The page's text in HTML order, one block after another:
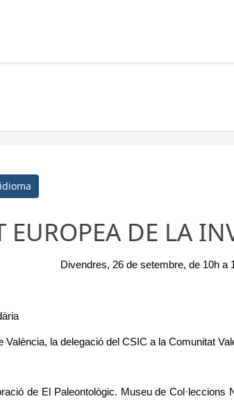
EUROPEA DE LA
Divendres, 26 de setembre, de 10h a
la delegació del CSIC a la Comunitat
de El Paleontològic. Museu de